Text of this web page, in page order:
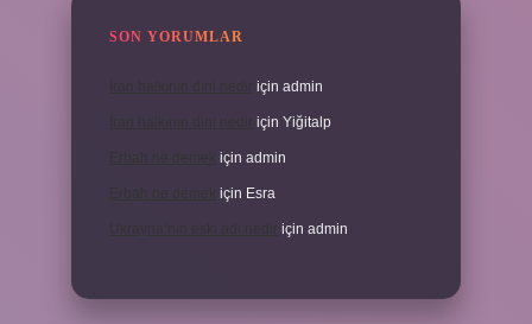
SON YORUMLAR
için admin
için Yiğitalp
Erbah ne demek için admin
Erbah ne demek için Esra
için admin